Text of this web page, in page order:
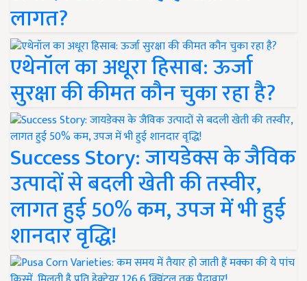
लागत?
एथेनॉल का अधूरा हिसाब: ऊर्जा
सुरक्षा की कीमत कौन चुका रहा है?
Success Story: जायडेक्स के जैविक
उत्पादों से बदली खेती की तस्वीर,
लागत हुई 50% कम, उपज में भी हुई
शानदार वृद्धि!